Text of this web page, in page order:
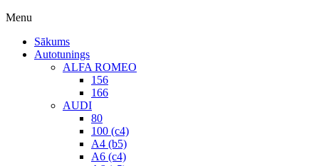
Menu
Sākums
Autotunings
ALFA ROMEO
156
166
AUDI
80
100 (c4)
A4 (b5)
A6 (c4)